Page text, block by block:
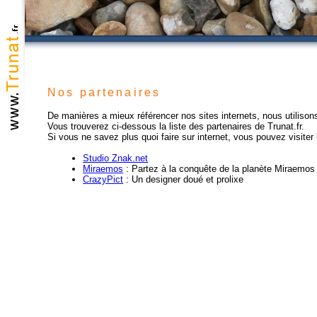
Nos partenaires
De manières a mieux référencer nos sites internets, nous
Vous trouverez ci-dessous la liste des partenaires de Trunat.fr.
Si vous ne savez plus quoi faire sur internet, vous pouvez
Studio Znak.net
Miraemos : Partez à la conquête de la planète Miraemos
CrazyPict : Un designer doué et prolixe